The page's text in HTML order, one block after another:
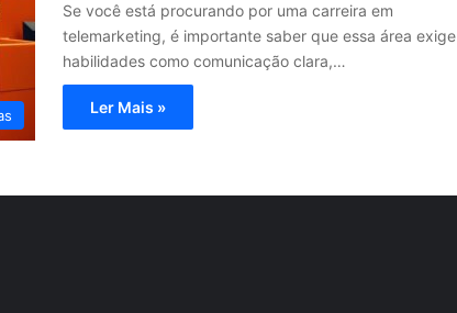
Se você está procurando por uma carreira em
telemarketing, é importante saber que essa área exige
habilidades como comunicação clara,…
Ler Mais »